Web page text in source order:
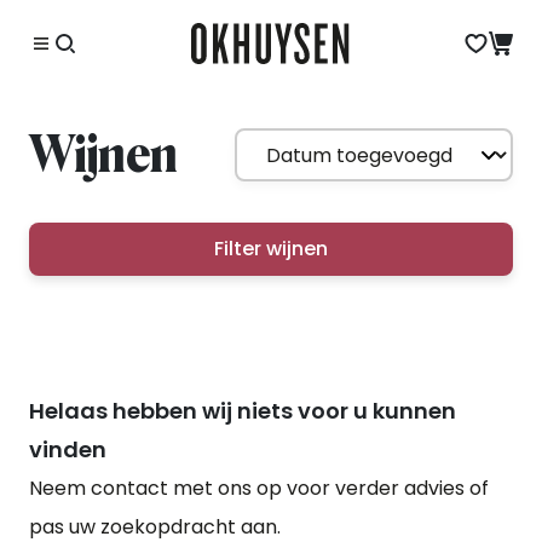
Wijnen
Filter wijnen
Helaas hebben wij niets voor u kunnen
vinden
Neem contact met ons op voor verder advies of
pas uw zoekopdracht aan.